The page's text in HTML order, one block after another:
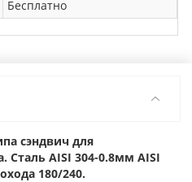
Бесплатно
сэндвич для
Сталь AISI 304-0.8мм AISI
180/240.